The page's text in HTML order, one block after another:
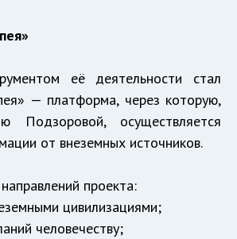
её деятельности стал
— платформа, через которую,
Подзоровой, осуществляется
от внеземных источников.
проекта:
цивилизациями;
человечеству;